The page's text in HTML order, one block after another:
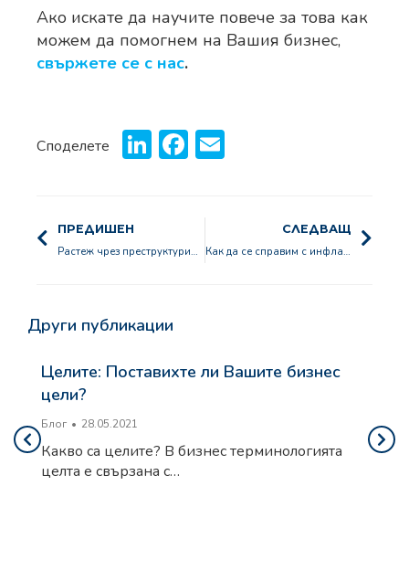
Ако искате да научите повече за това как
можем да помогнем на Вашия бизнес,
свържете се с нас.
Споделете LinkedIn
Facebook
ПРЕДИШЕН
Растеж чрез преструктуриране
СЛЕДВАЩ
Как да се справим с инфлацията? Стратегически поглед върху текущата ситуация
Други публикации
Целите: Поставихте ли Вашите бизнес
цели?
Блог 28.05.2021
Какво са целите? В бизнес терминологията
целта е свързана с…